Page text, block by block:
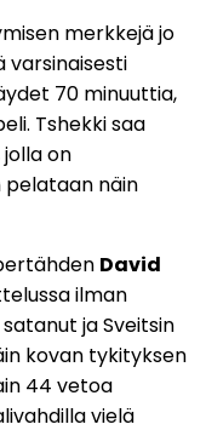
merkkejä jo
varsinaisesti
70 minuuttia,
Tshekki saa
on
näin
David
ilman
ja Sveitsin
kovan tykityksen
44 vetoa
vielä